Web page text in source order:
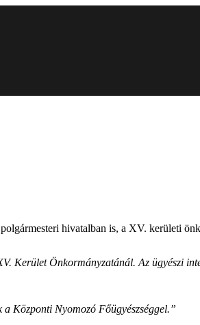
hivatalban is, a XV. kerületi
Kerület Önkormányzatánál. Az ügyészi
Központi Nyomozó Főügyészséggel.”